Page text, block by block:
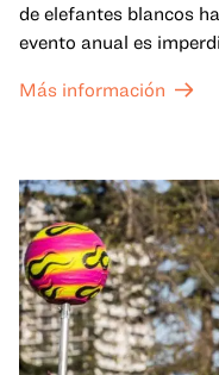
de elefantes blancos
evento anual es
Más información